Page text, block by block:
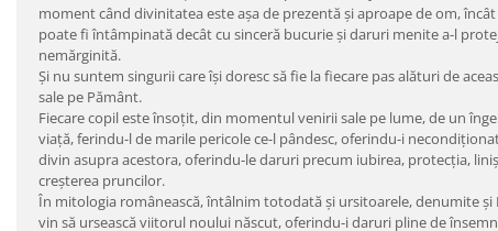
moment când divinitatea este așa de prezentă și aproape de om,
poate fi întâmpinată decât cu sinceră bucurie și daruri menite a-l
nemărginită.
Și nu suntem singurii care își doresc să fie la fiecare pas alături de
sale pe Pământ.
Fiecare copil este însoțit, din momentul venirii sale pe lume, de un
viață, ferindu-l de marile pericole ce-l pândesc, oferindu-i
divin asupra acestora, oferindu-le daruri precum iubirea, protecția,
creșterea pruncilor.
În mitologia românească, întâlnim totodată și ursitoarele, denumite și
vin să ursească viitorul noului născut, oferindu-i daruri pline de